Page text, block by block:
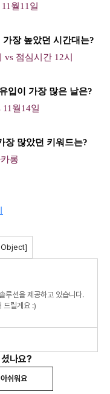
월11일
장 높았던 시간대는?
점심시간 12시
입이 가장 많은 날은?
11월14일
장 많았던 키워드는?
롱
루션을 제공하고 있습니다.
드릴게요 :)
나요?
아쉬워요